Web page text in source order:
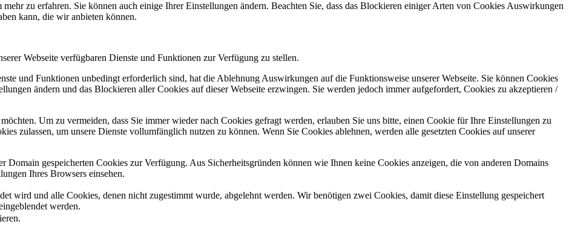
zu erfahren. Sie können auch einige Ihrer Einstellungen ändern. Beachten Sie, dass das Blockieren einiger Arten von Cookies Auswirkungen
kann, die wir anbieten können.
Webseite verfügbaren Dienste und Funktionen zur Verfügung zu stellen.
und Funktionen unbedingt erforderlich sind, hat die Ablehnung Auswirkungen auf die Funktionsweise unserer Webseite. Sie können Cookies
ändern und das Blockieren aller Cookies auf dieser Webseite erzwingen. Sie werden jedoch immer aufgefordert, Cookies zu akzeptieren /
Um zu vermeiden, dass Sie immer wieder nach Cookies gefragt werden, erlauben Sie uns bitte, einen Cookie für Ihre Einstellungen zu
zulassen, um unsere Dienste vollumfänglich nutzen zu können. Wenn Sie Cookies ablehnen, werden alle gesetzten Cookies auf unserer
Domain gespeicherten Cookies zur Verfügung. Aus Sicherheitsgründen können wie Ihnen keine Cookies anzeigen, die von anderen Domains
Ihres Browsers einsehen.
wird und alle Cookies, denen nicht zugestimmt wurde, abgelehnt werden. Wir benötigen zwei Cookies, damit diese Einstellung gespeichert
werden.